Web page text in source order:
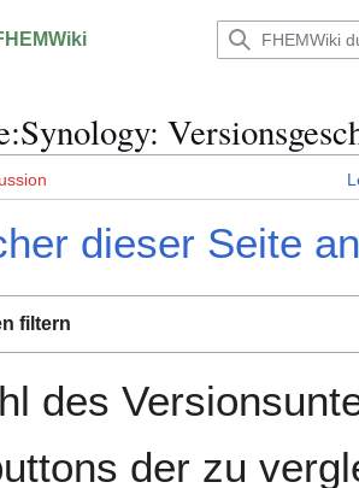
dieser Seite
filtern
des
der zu